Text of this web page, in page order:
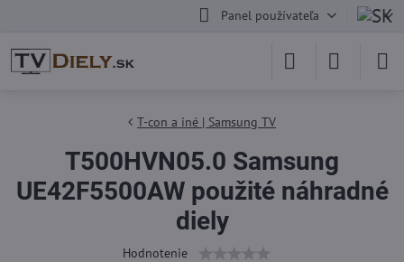
Panel používateľa
T-con a iné | Samsung TV
T500HVN05.0 Samsung
UE42F5500AW použité náhradné
diely
Hodnotenie